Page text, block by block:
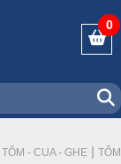
0
TÔM - CUA - GHẸ | TÔM